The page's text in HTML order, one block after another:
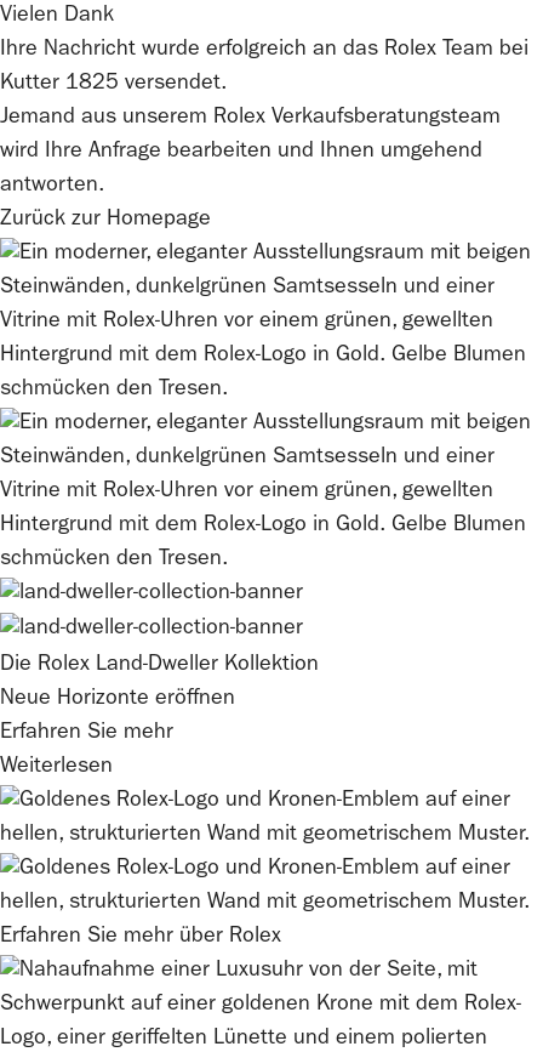
Vielen Dank
Ihre Nachricht wurde erfolgreich an das Rolex Team bei
Kutter 1825 versendet.
Jemand aus unserem Rolex Verkaufsberatungsteam
wird Ihre Anfrage bearbeiten und Ihnen umgehend
antworten.
Zurück zur Homepage
Die Rolex Land-Dweller Kollektion
Neue Horizonte eröffnen
Erfahren Sie mehr
Weiterlesen
Erfahren Sie mehr über Rolex